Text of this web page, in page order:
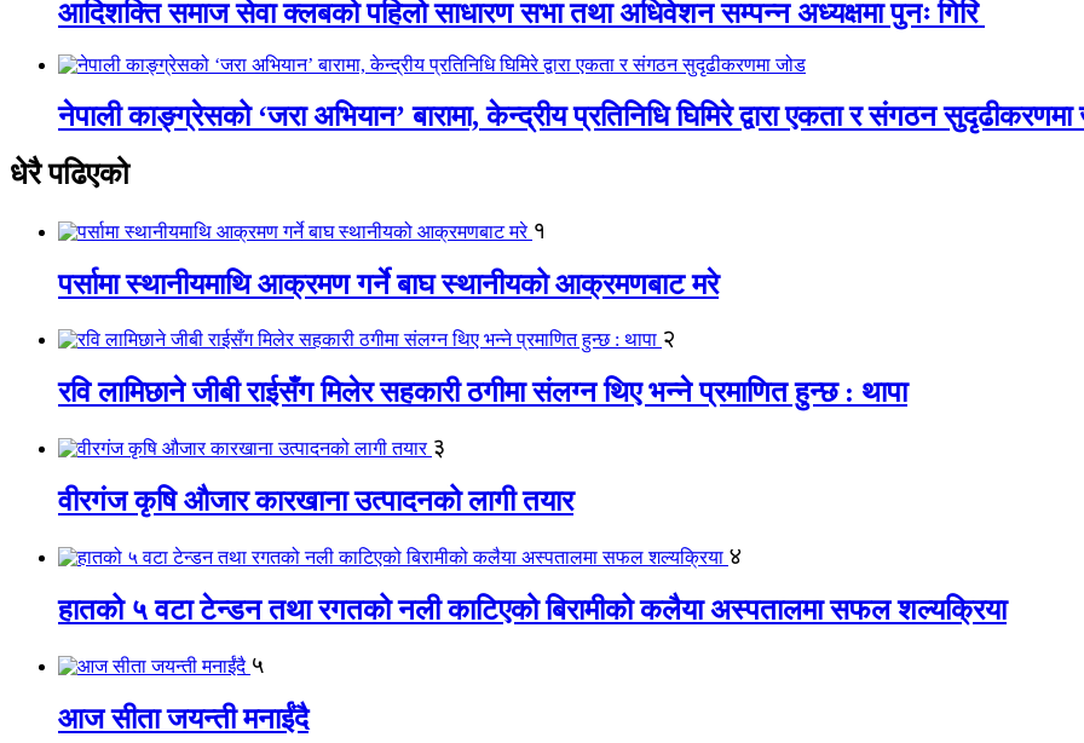
आदिशक्ति समाज सेवा क्लबको पहिलो साधारण सभा तथा अधिवेशन सम्पन्न अध्यक्षमा पुनः गिरि
नेपाली काङ्ग्रेसको ‘जरा अभियान’ बारामा, केन्द्रीय प्रतिनिधि घिमिरे द्वारा एकता र संगठन
धेरै पढिएको
१
पर्सामा स्थानीयमाथि आक्रमण गर्ने बाघ स्थानीयको आक्रमणबाट मरे
२
रवि लामिछाने जीबी राईसँग मिलेर सहकारी ठगीमा संलग्न थिए भन्ने प्रमाणित हुन्छ : थापा
३
वीरगंज कृषि औजार कारखाना उत्पादनको लागी तयार
४
हातको ५ वटा टेन्डन तथा रगतको नली काटिएको बिरामीको कलैया अस्पतालमा सफल शल्यक्रिया
५
आज सीता जयन्ती मनाईंदै